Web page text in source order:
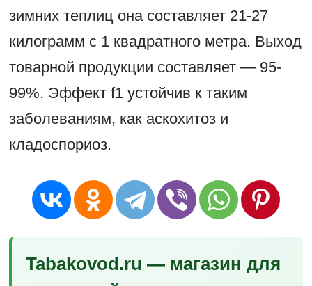
зимних теплиц она составляет 21-27
килограмм с 1 квадратного метра. Выход
товарной продукции составляет — 95-
99%. Эффект f1 устойчив к таким
заболеваниям, как аскохитоз и
кладоспориоз.
Tabakovod.ru — магазин для